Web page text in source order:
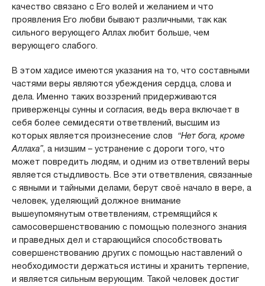
качество связано с Его волей и желанием и что
проявления Его любви бывают различными, так как
сильного верующего Аллах любит больше, чем
верующего слабого.
В этом хадисе имеются указания на то, что составными
частями веры являются убеждения сердца, слова и
дела. Именно таких воззрений придерживаются
приверженцы сунны и согласия, ведь вера включает в
себя более семидесяти ответвлений, высшим из
которых является произнесение слов “Нет бога, кроме
Аллаха”, а низшим – устранение с дороги того, что
может повредить людям, и одним из ответвлений веры
является стыдливость. Все эти ответвления, связанные
с явными и тайными делами, берут своё начало в вере, а
человек, уделяющий должное внимание
вышеупомянутым ответвлениям, стремящийся к
самосовершенствованию с помощью полезного знания
и праведных дел и старающийся способствовать
совершенствованию других с помощью наставлений о
необходимости держаться истины и хранить терпение,
и является сильным верующим. Такой человек достиг